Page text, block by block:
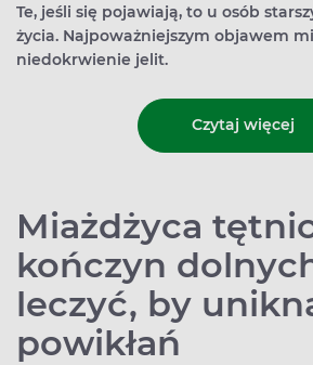
Te, jeśli się pojawiają, to u osób
życia. Najpoważniejszym objawem
niedokrwienie jelit.
Czytaj więcej
Miażdżyca
kończyn
leczyć, by
powikłań